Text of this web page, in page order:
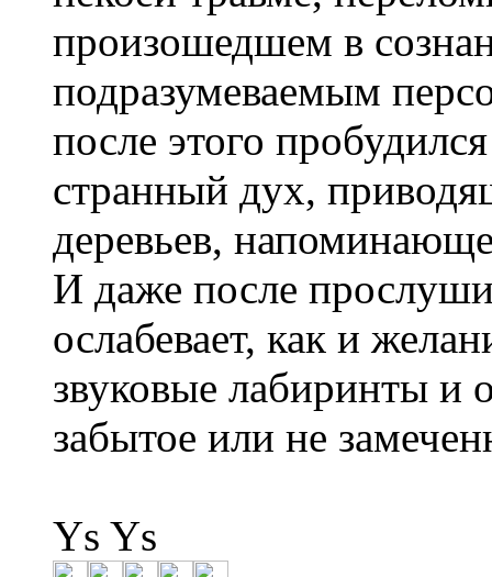
произошедшем в
подразумеваемым
после этого
странный дух,
деревьев,
И даже после
ослабевает, как и
звуковые лабиринты и
забытое или не
Ys Ys